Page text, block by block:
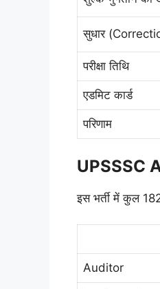
सुधार
परीक्षा तिथि
एडमिट कार्ड
परिणाम
UPSSSC
इस भर्ती में कुल
Auditor